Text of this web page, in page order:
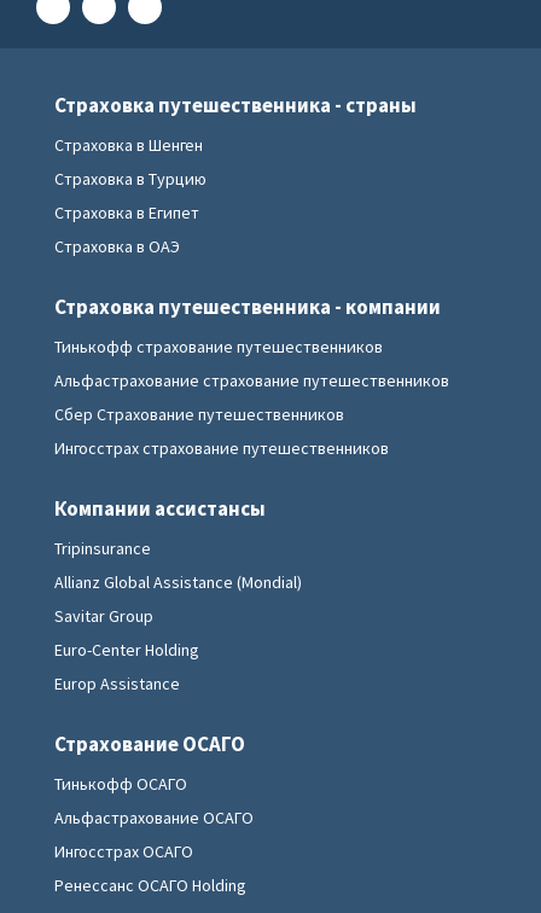
Страховка путешественника - страны
Страховка в Шенген
Страховка в Турцию
Страховка в Египет
Страховка в ОАЭ
Страховка путешественника - компании
Тинькофф страхование путешественников
Альфастрахование страхование путешественников
Сбер Страхование путешественников
Ингосстрах страхование путешественников
Компании ассистансы
Tripinsurance
Allianz Global Assistance (Mondial)
Savitar Group
Euro-Center Holding
Europ Assistance
Страхование ОСАГО
Тинькофф ОСАГО
Альфастрахование ОСАГО
Ингосстрах ОСАГО
Ренессанс ОСАГО Holding